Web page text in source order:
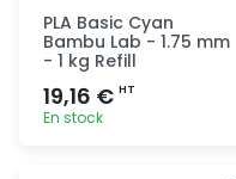
PLA Basic Cyan
Bambu Lab - 1.75 mm
- 1 kg Refill
19,16 € HT
En stock